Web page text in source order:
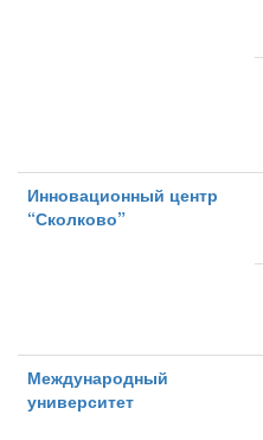
Инновационный центр
“Сколково”
Международный
университет